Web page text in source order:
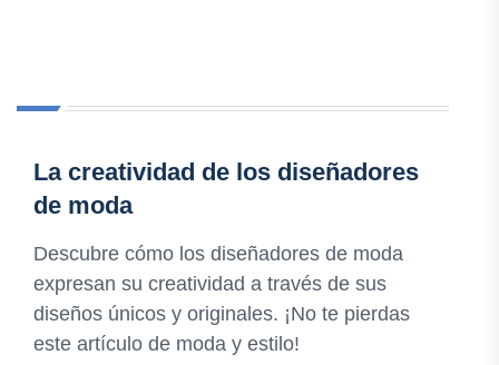
La creatividad de los diseñadores
de moda
Descubre cómo los diseñadores de moda
expresan su creatividad a través de sus
diseños únicos y originales. ¡No te pierdas
este artículo de moda y estilo!